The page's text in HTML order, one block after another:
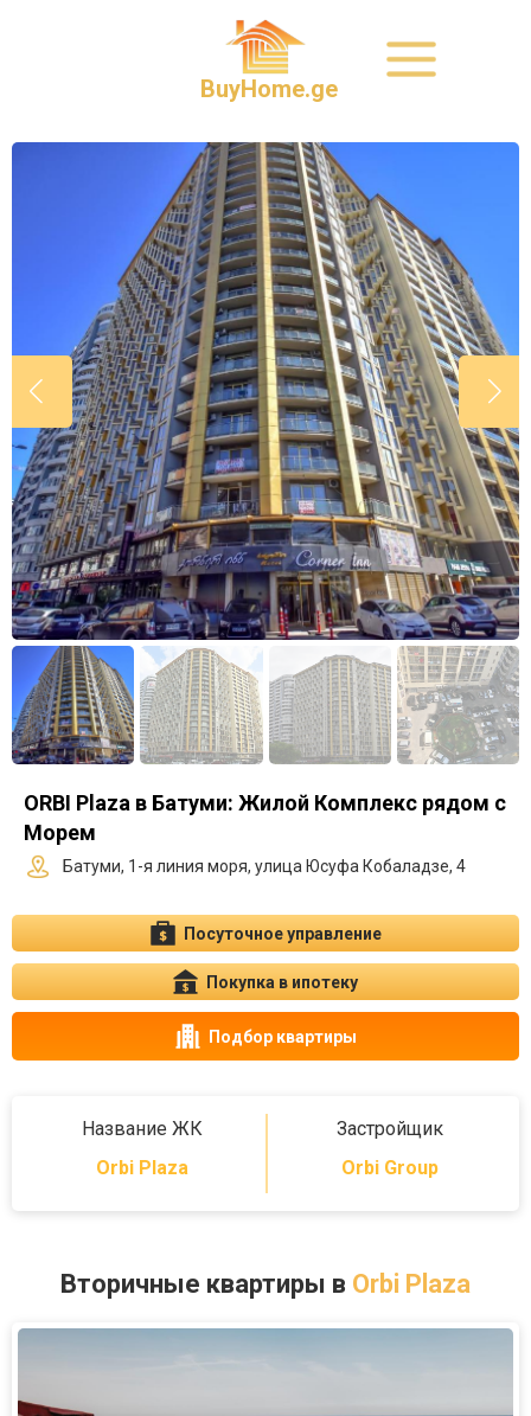
BuyHome.ge
ORBI Plaza в Батуми: Жилой Комплекс рядом с
Морем
Батуми, 1-я линия моря, улица Юсуфа Кобаладзе, 4
Посуточное управление
Покупка в ипотеку
Подбор квартиры
Название ЖК
Orbi Plaza
Застройщик
Orbi Group
Вторичные квартиры в Orbi Plaza